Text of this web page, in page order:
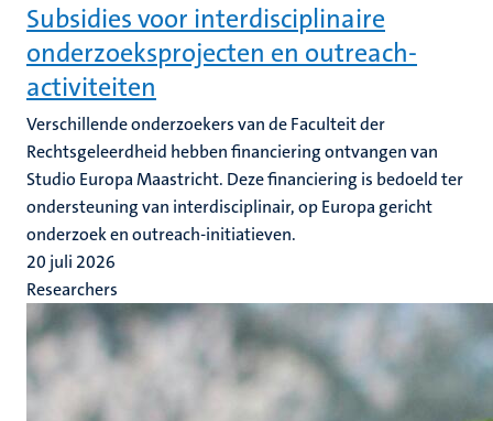
Subsidies voor interdisciplinaire
onderzoeksprojecten en outreach-
activiteiten
Verschillende onderzoekers van de Faculteit der
Rechtsgeleerdheid hebben financiering ontvangen van
Studio Europa Maastricht. Deze financiering is bedoeld ter
ondersteuning van interdisciplinair, op Europa gericht
onderzoek en outreach-initiatieven.
20 juli 2026
Researchers